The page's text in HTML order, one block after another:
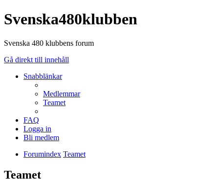
Svenska480klubben
Svenska 480 klubbens forum
Gå direkt till innehåll
Snabblänkar
Medlemmar
Teamet
FAQ
Logga in
Bli medlem
Forumindex Teamet
Teamet